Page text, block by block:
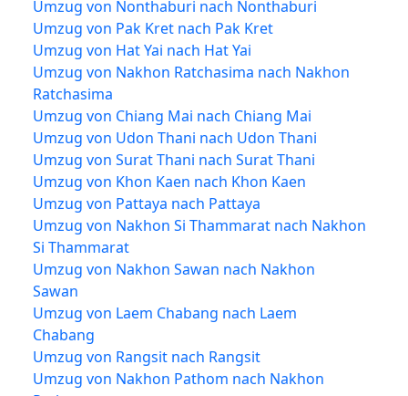
Umzug von Nonthaburi nach Nonthaburi
Umzug von Pak Kret nach Pak Kret
Umzug von Hat Yai nach Hat Yai
Umzug von Nakhon Ratchasima nach Nakhon
Ratchasima
Umzug von Chiang Mai nach Chiang Mai
Umzug von Udon Thani nach Udon Thani
Umzug von Surat Thani nach Surat Thani
Umzug von Khon Kaen nach Khon Kaen
Umzug von Pattaya nach Pattaya
Umzug von Nakhon Si Thammarat nach Nakhon
Si Thammarat
Umzug von Nakhon Sawan nach Nakhon
Sawan
Umzug von Laem Chabang nach Laem
Chabang
Umzug von Rangsit nach Rangsit
Umzug von Nakhon Pathom nach Nakhon